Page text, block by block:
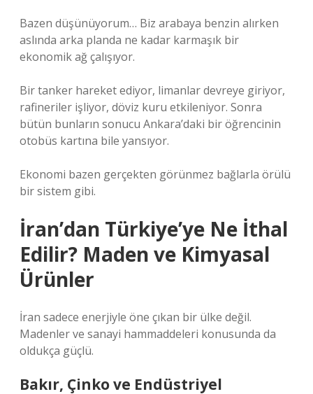
Bazen düşünüyorum… Biz arabaya benzin alırken
aslında arka planda ne kadar karmaşık bir
ekonomik ağ çalışıyor.
Bir tanker hareket ediyor, limanlar devreye giriyor,
rafineriler işliyor, döviz kuru etkileniyor. Sonra
bütün bunların sonucu Ankara’daki bir öğrencinin
otobüs kartına bile yansıyor.
Ekonomi bazen gerçekten görünmez bağlarla örülü
bir sistem gibi.
İran’dan Türkiye’ye Ne İthal
Edilir? Maden ve Kimyasal
Ürünler
İran sadece enerjiyle öne çıkan bir ülke değil.
Madenler ve sanayi hammaddeleri konusunda da
oldukça güçlü.
Bakır, Çinko ve Endüstriyel